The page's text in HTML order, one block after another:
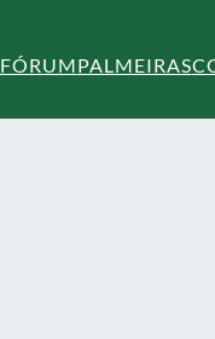
FÓRUMPALMEIRAS